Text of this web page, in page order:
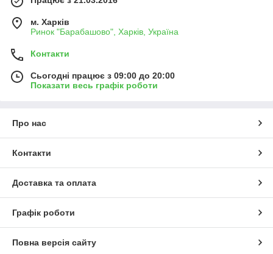
якого віку масу задоволення, окрім цього дитина зможе розви
вати дрібну моторику, тактильні відчуття і фантазію.
Ігри з машинками є невід'ємною частиною розвитку будь
цьому напрямі зробити більше.
м. Харків
Ринок "Барабашово", Харків, Україна
Контакти
Сьогодні працює з 09:00 до 20:00
Показати весь графік роботи
Про нас
Контакти
Доставка та оплата
Графік роботи
Повна версія сайту